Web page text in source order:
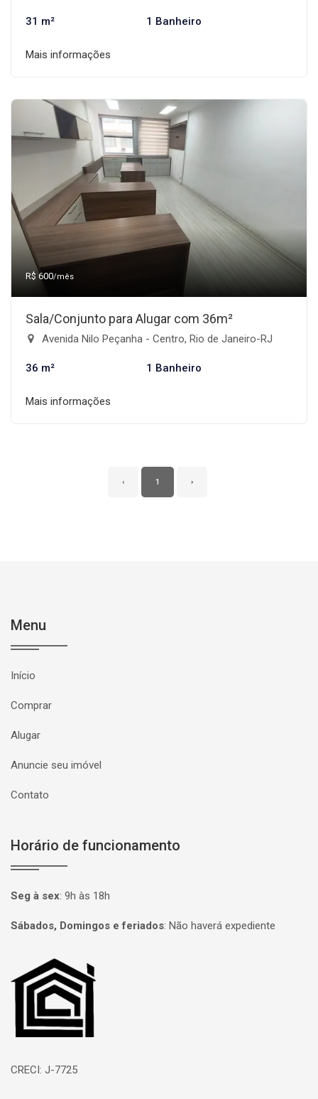
31 m² 1 Banheiro
Mais informações
R$ 600/mês
Sala/Conjunto para Alugar com 36m²
Avenida Nilo Peçanha - Centro, Rio de Janeiro-RJ
36 m² 1 Banheiro
Mais informações
‹ 1 ›
Menu
Início
Comprar
Alugar
Anuncie seu imóvel
Contato
Horário de funcionamento
Seg à sex: 9h às 18h
Sábados, Domingos e feriados: Não haverá expediente
Página inicial
CRECI: J-7725